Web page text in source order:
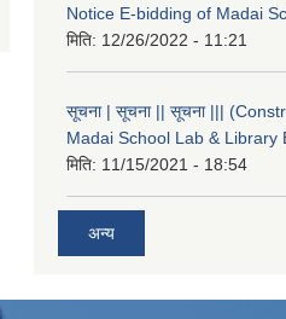
Notice E-bidding of Madai
मिति: 12/26/2022 - 11:21
सूचना | सूचना || सूचना |||
Madai School Lab & Library
मिति: 11/15/2021 - 18:54
अन्य